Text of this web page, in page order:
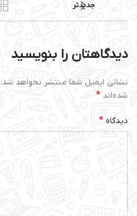
جدیدتر
دیدگاهتان را بنویسید
نشانی ایمیل شما منتشر نخواهد شد.
شده‌اند *
دیدگاه *